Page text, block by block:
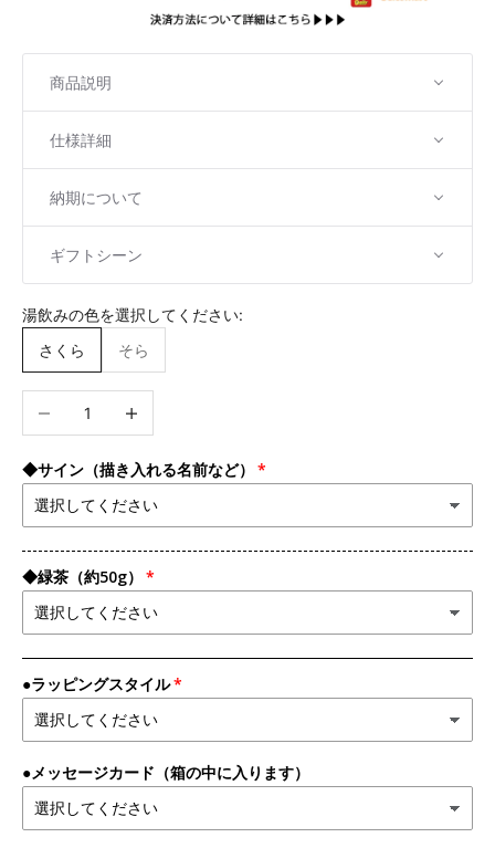
商品説明
仕様詳細
納期について
ギフトシーン
湯飲みの色を選択してください:
さくら
そら
数量を減らす 数量を増やす
◆サイン（描き入れる名前など）
◆緑茶（約50g）
●ラッピングスタイル
●メッセージカード（箱の中に入ります）